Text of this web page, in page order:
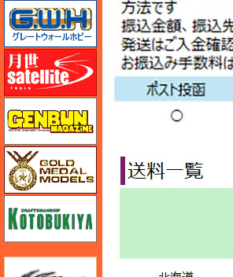
グレートウォールホビー
月世 サテライトツールス
ゲンブンマガジン